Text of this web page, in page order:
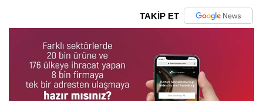
TAKİP ET